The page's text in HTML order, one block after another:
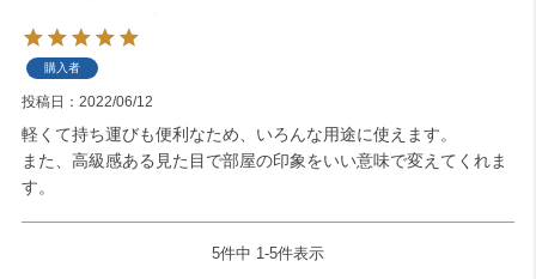
購入者
投稿日 2022/06/12
軽くて持ち運びも便利なため、いろんな用途に使えます。
また、高級感ある見た目で部屋の印象をいい意味で変えてくれま
す。
5件中 1-5件表示